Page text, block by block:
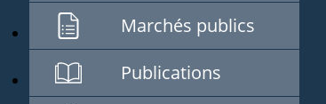
Marchés publics
Publications